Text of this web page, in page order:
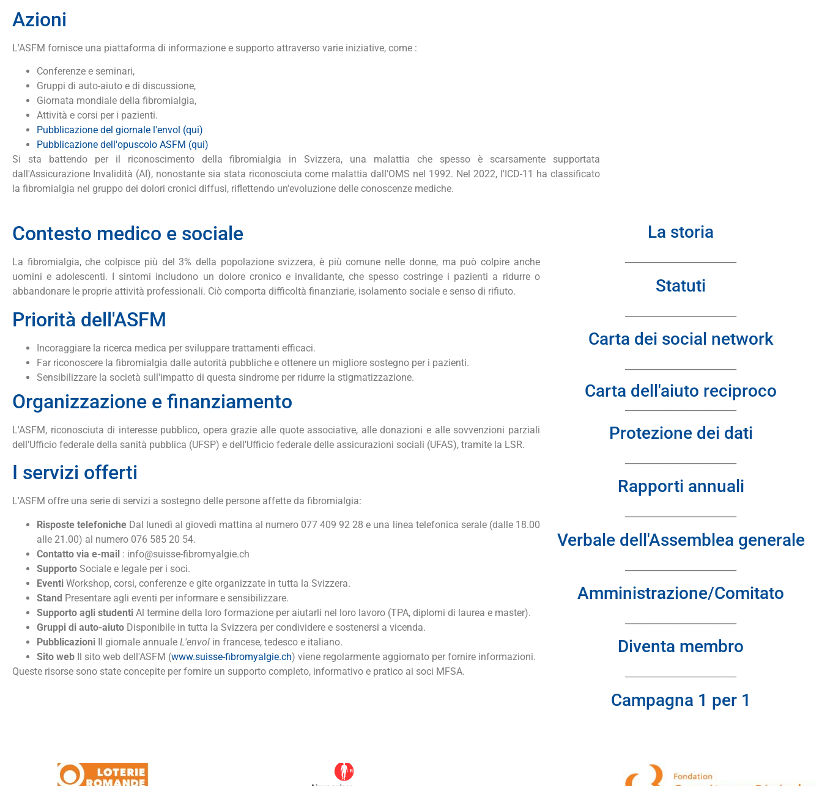
Azioni
L'ASFM fornisce una piattaforma di informazione e supporto attraverso varie iniziative, come :
Conferenze e seminari,
Gruppi di auto-aiuto e di discussione,
Giornata mondiale della fibromialgia,
Attività e corsi per i pazienti.
Pubblicazione del giornale l'envol (qui)
Pubblicazione dell'opuscolo ASFM (qui)
Si sta battendo per il riconoscimento della fibromialgia in Svizzera, una malattia che spesso è scarsamente supportata
dall'Assicurazione Invalidità (AI), nonostante sia stata riconosciuta come malattia dall'OMS nel 1992. Nel 2022, l'ICD-11 ha classificato
la fibromialgia nel gruppo dei dolori cronici diffusi, riflettendo un'evoluzione delle conoscenze mediche.
Contesto medico e sociale
La fibromialgia, che colpisce più del 3% della popolazione svizzera, è più comune nelle donne, ma può colpire anche
uomini e adolescenti. I sintomi includono un dolore cronico e invalidante, che spesso costringe i pazienti a ridurre o
abbandonare le proprie attività professionali. Ciò comporta difficoltà finanziarie, isolamento sociale e senso di rifiuto.
Priorità dell'ASFM
Incoraggiare la ricerca medica per sviluppare trattamenti efficaci.
Far riconoscere la fibromialgia dalle autorità pubbliche e ottenere un migliore sostegno per i pazienti.
Sensibilizzare la società sull'impatto di questa sindrome per ridurre la stigmatizzazione.
Organizzazione e finanziamento
L'ASFM, riconosciuta di interesse pubblico, opera grazie alle quote associative, alle donazioni e alle sovvenzioni parziali
dell'Ufficio federale della sanità pubblica (UFSP) e dell'Ufficio federale delle assicurazioni sociali (UFAS), tramite la LSR.
I servizi offerti
L'ASFM offre una serie di servizi a sostegno delle persone affette da fibromialgia:
Risposte telefoniche Dal lunedì al giovedì mattina al numero 077 409 92 28 e una linea telefonica serale (dalle 18.00
alle 21.00) al numero 076 585 20 54.
Contatto via e-mail : info@suisse-fibromyalgie.ch
Supporto Sociale e legale per i soci.
Eventi Workshop, corsi, conferenze e gite organizzate in tutta la Svizzera.
Stand Presentare agli eventi per informare e sensibilizzare.
Supporto agli studenti Al termine della loro formazione per aiutarli nel loro lavoro (TPA, diplomi di laurea e master).
Gruppi di auto-aiuto Disponibile in tutta la Svizzera per condividere e sostenersi a vicenda.
Pubblicazioni Il giornale annuale L'envol in francese, tedesco e italiano.
Sito web Il sito web dell'ASFM (www.suisse-fibromyalgie.ch) viene regolarmente aggiornato per fornire informazioni.
Queste risorse sono state concepite per fornire un supporto completo, informativo e pratico ai soci MFSA.
La storia
Statuti
Carta dei social network
Carta dell'aiuto reciproco
Protezione dei dati
Rapporti annuali
Verbale dell'Assemblea generale
Amministrazione/Comitato
Diventa membro
Campagna 1 per 1